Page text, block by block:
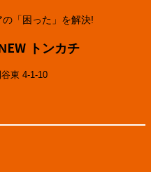
「困った」を解決!
トンカチ
東 4-1-10